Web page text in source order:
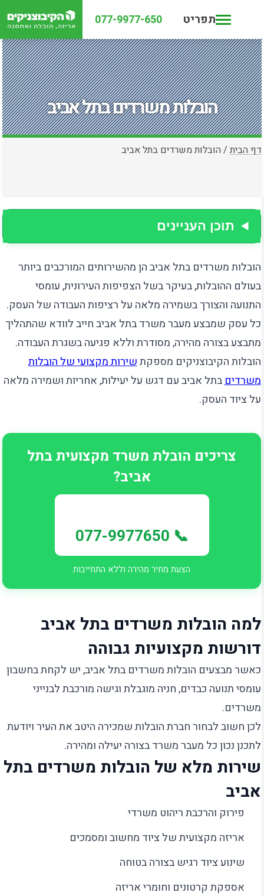
תפריט 077-9977-650
הובלות משרדים בתל אביב
דף הבית / הובלות משרדים בתל אביב
תוכן העניינים
הובלות משרדים בתל אביב הן מהשירותים המורכבים ביותר
בעולם ההובלות, בעיקר בשל הצפיפות העירונית, עומסי
התנועה והצורך בשמירה מלאה על רציפות העבודה של העסק.
כל עסק שמבצע מעבר משרד בתל אביב חייב לוודא שהתהליך
מתבצע בצורה מהירה, מסודרת וללא פגיעה בשגרת העבודה.
הובלות הקיבוצניקים מספקתשירות מקצועי של הובלות
משרדיםבתל אביב עם דגש על יעילות, אחריות ושמירה מלאה
על ציוד העסק.
צריכים הובלת משרד מקצועית בתל
אביב?
📞 077-9977650
הצעת מחיר מהירה וללא התחייבות
למה הובלות משרדים בתל אביב
דורשות מקצועיות גבוהה
כאשר מבצעים הובלות משרדים בתל אביב, יש לקחת בחשבון
עומסי תנועה כבדים, חניה מוגבלת וגישה מורכבת לבנייני
משרדים.
לכן חשוב לבחור חברת הובלות שמכירה היטב את העיר ויודעת
לתכנן נכון כל מעבר משרד בצורה יעילה ומהירה.
שירות מלא של הובלות משרדים בתל
אביב
פירוק והרכבת ריהוט משרדי
אריזה מקצועית של ציוד מחשוב ומסמכים
שינוע ציוד רגיש בצורה בטוחה
אספקת קרטונים וחומרי אריזה